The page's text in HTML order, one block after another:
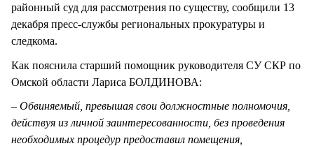
районный суд для рассмотрения по существу, сообщили 13
декабря пресс-службы региональных прокуратуры и
следкома.
Как пояснила старший помощник руководителя СУ СКР по
Омской области Лариса БОЛДИНОВА:
– Обвиняемый, превышая свои должностные полномочия,
действуя из личной заинтересованности, без проведения
необходимых процедур предоставил помещения,